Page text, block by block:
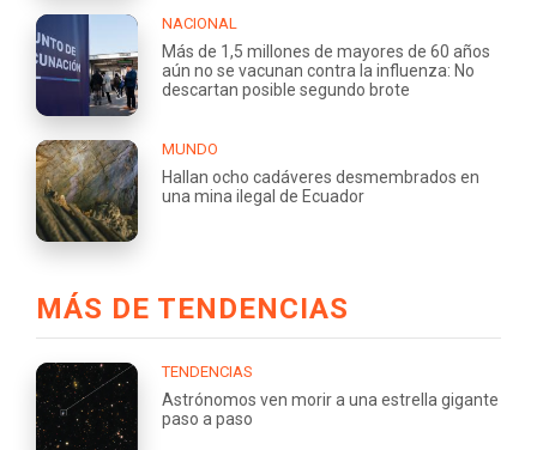
NACIONAL
Más de 1,5 millones de mayores de 60 años
aún no se vacunan contra la influenza: No
descartan posible segundo brote
MUNDO
Hallan ocho cadáveres desmembrados en
una mina ilegal de Ecuador
MÁS DE TENDENCIAS
TENDENCIAS
Astrónomos ven morir a una estrella gigante
paso a paso